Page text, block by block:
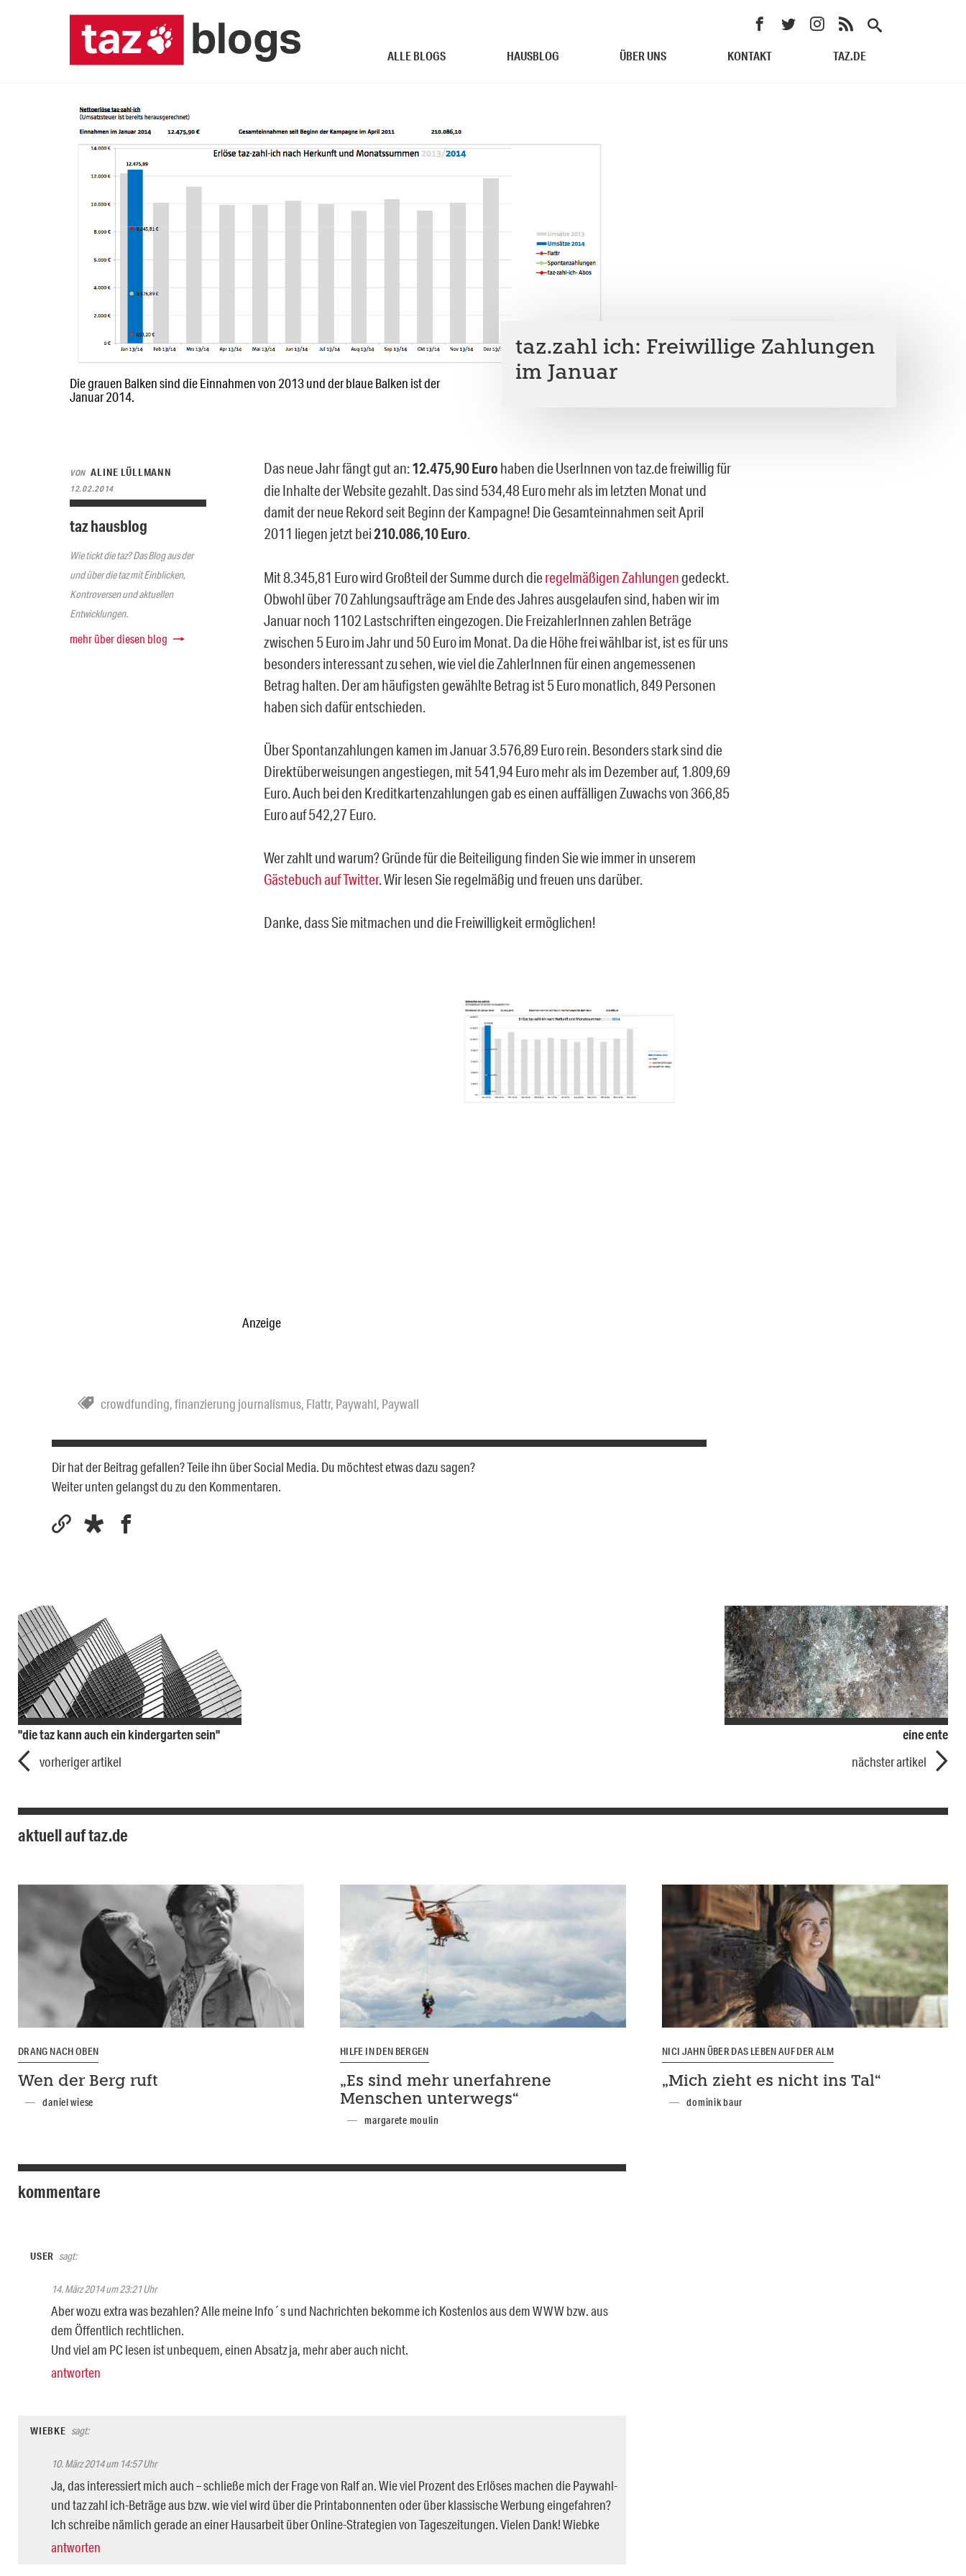
ALLE BLOGS HAUSBLOG ÜBER UNS KONTAKT TAZ.DE
Die grauen Balken sind die Einnahmen von 2013 und der blaue Balken ist der
Januar 2014.
taz.zahl ich: Freiwillige Zahlungen
im Januar
VON ALINE LÜLLMANN
12.02.2014
taz hausblog
Wie tickt die taz? Das Blog aus der
und über die taz mit Einblicken,
Kontroversen und aktuellen
Entwicklungen.
mehr über diesen blog
Das neue Jahr fängt gut an:12.475,90 Euro haben die UserInnen von taz.de freiwillig für
die Inhalte der Website gezahlt. Das sind 534,48 Euro mehr als im letzten Monat und
damit der neue Rekord seit Beginn der Kampagne! Die Gesamteinnahmen seit April
2011 liegen jetzt bei210.086,10 Euro.
Mit 8.345,81 Euro wird Großteil der Summe durch dieregelmäßigen Zahlungengedeckt.
Obwohl über 70 Zahlungsaufträge am Ende des Jahres ausgelaufen sind, haben wir im
Januar noch 1102 Lastschriften eingezogen. Die FreizahlerInnen zahlen Beträge
zwischen 5 Euro im Jahr und 50 Euro im Monat. Da die Höhe frei wählbar ist, ist es für uns
besonders interessant zu sehen, wie viel die ZahlerInnen für einen angemessenen
Betrag halten. Der am häufigsten gewählte Betrag ist 5 Euro monatlich, 849 Personen
haben sich dafür entschieden.
Über Spontanzahlungen kamen im Januar 3.576,89 Euro rein. Besonders stark sind die
Direktüberweisungen angestiegen, mit 541,94 Euro mehr als im Dezember auf, 1.809,69
Euro. Auch bei den Kreditkartenzahlungen gab es einen auffälligen Zuwachs von 366,85
Euro auf 542,27 Euro.
Wer zahlt und warum? Gründe für die Beiteiligung finden Sie wie immer in unserem
Gästebuch auf Twitter. Wir lesen Sie regelmäßig und freuen uns darüber.
Danke, dass Sie mitmachen und die Freiwilligkeit ermöglichen!
Anzeige
crowdfunding,finanzierung journalismus, Flattr, Paywahl, Paywall
Dir hat der Beitrag gefallen? Teile ihn über Social Media. Du möchtest etwas dazu sagen?
Weiter unten gelangst du zu den Kommentaren.
"die taz kann auch ein kindergarten sein"
vorheriger artikel
eine ente
nächster artikel
aktuell auf taz.de
DRANG NACH OBEN
Wen der Berg ruft
daniel wiese
HILFE IN DEN BERGEN
„Es sind mehr unerfahrene
Menschen unterwegs“
margarete moulin
NICI JAHN ÜBER DAS LEBEN AUF DER ALM
„Mich zieht es nicht ins Tal“
dominik baur
kommentare
USER sagt:
14. März 2014 um 23:21 Uhr
Aber wozu extra was bezahlen? Alle meine Info´s und Nachrichten bekomme ich Kostenlos aus dem WWW bzw. aus
dem Öffentlich rechtlichen.
Und viel am PC lesen ist unbequem, einen Absatz ja, mehr aber auch nicht.
antworten
WIEBKE sagt:
10. März 2014 um 14:57 Uhr
Ja, das interessiert mich auch – schließe mich der Frage von Ralf an. Wie viel Prozent des Erlöses machen die Paywahl-
und taz zahl ich-Beträge aus bzw. wie viel wird über die Printabonnenten oder über klassische Werbung eingefahren?
Ich schreibe nämlich gerade an einer Hausarbeit über Online-Strategien von Tageszeitungen. Vielen Dank! Wiebke
antworten